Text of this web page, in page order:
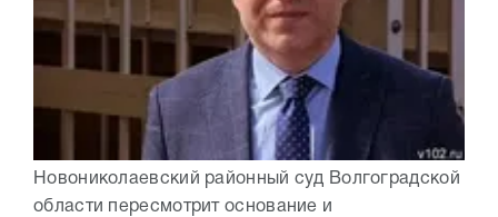
Новониколаевский районный суд Волгоградской
области пересмотрит основание и